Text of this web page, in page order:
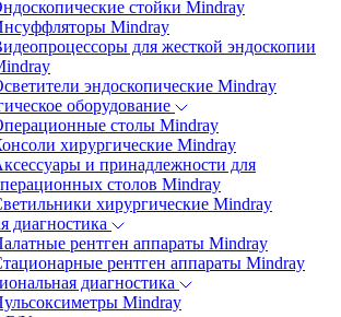
стойки Mindray
Mindray
для жесткой эндоскопии
эндоскопические Mindray
оборудование
столы Mindray
хирургические Mindray
и принадлежности для
столов Mindray
хирургические Mindray
диагностика
рентген аппараты Mindray
рентген аппараты Mindray
диагностика
Mindray